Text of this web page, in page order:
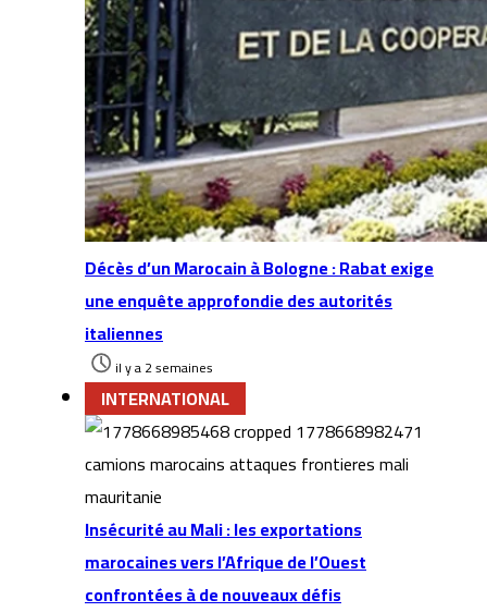
Décès d’un Marocain à Bologne : Rabat exige
une enquête approfondie des autorités
italiennes
il y a 2 semaines
INTERNATIONAL
Insécurité au Mali : les exportations
marocaines vers l’Afrique de l’Ouest
confrontées à de nouveaux défis